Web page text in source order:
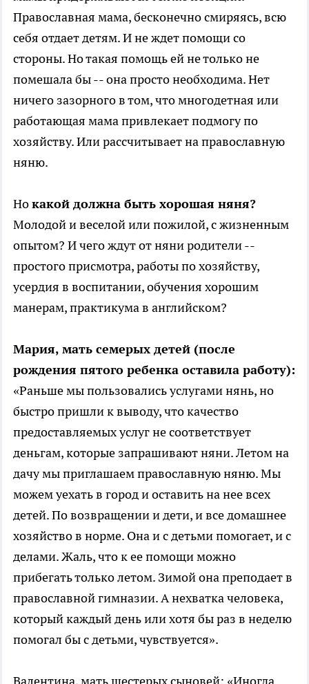
Православная мама, бесконечно смиряясь, всю
себя отдает детям. И не ждет помощи со
стороны. Но такая помощь ей не только не
помешала бы -- она просто необходима. Нет
ничего зазорного в том, что многодетная или
работающая мама привлекает подмогу по
хозяйству. Или рассчитывает на православную
няню.
Нокакой должна быть хорошая няня?
Молодой и веселой или пожилой, с жизненным
опытом? И чего ждут от няни родители --
простого присмотра, работы по хозяйству,
усердия в воспитании, обучения хорошим
манерам, практикума в английском?
Мария, мать семерых детей (после
рождения пятого ребенка оставила работу):
«Раньше мы пользовались услугами нянь, но
быстро пришли к выводу, что качество
предоставляемых услуг не соответствует
деньгам, которые запрашивают няни. Летом на
дачу мы приглашаем православную няню. Мы
можем уехать в город и оставить на нее всех
детей. По возвращении и дети, и все домашнее
хозяйство в норме. Она и с детьми помогает, и с
делами. Жаль, что к ее помощи можно
прибегать только летом. Зимой она преподает в
православной гимназии. А нехватка человека,
который каждый день или хотя бы раз в неделю
помогал бы с детьми, чувствуется».